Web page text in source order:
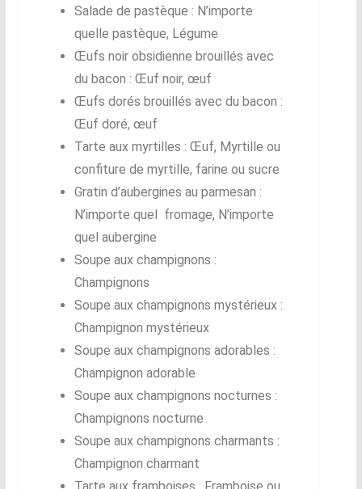
Salade de pastèque : N’importe
quelle pastèque, Légume
Œufs noir obsidienne brouillés avec
du bacon : Œuf noir, œuf
Œufs dorés brouillés avec du bacon :
Œuf doré, œuf
Tarte aux myrtilles : Œuf, Myrtille ou
confiture de myrtille, farine ou sucre
Gratin d’aubergines au parmesan :
N’importe quel fromage, N’importe
quel aubergine
Soupe aux champignons :
Champignons
Soupe aux champignons mystérieux :
Champignon mystérieux
Soupe aux champignons adorables :
Champignon adorable
Soupe aux champignons nocturnes :
Champignons nocturne
Soupe aux champignons charmants :
Champignon charmant